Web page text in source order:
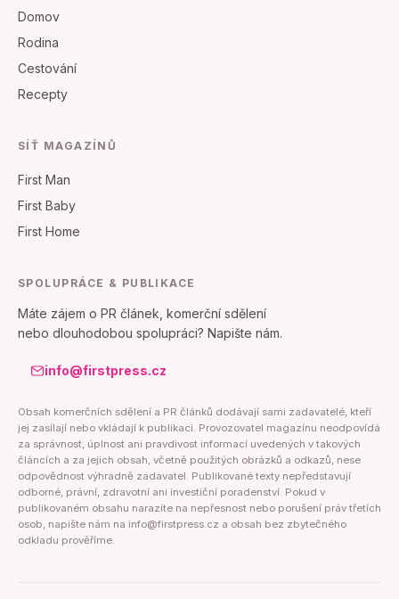
Domov
Rodina
Cestování
Recepty
SÍŤ MAGAZÍNŮ
First Man
First Baby
First Home
SPOLUPRÁCE & PUBLIKACE
Máte zájem o PR článek, komerční sdělení
nebo dlouhodobou spolupráci? Napište nám.
info@firstpress.cz
Obsah komerčních sdělení a PR článků dodávají sami zadavatelé, kteří
jej zasílají nebo vkládají k publikaci. Provozovatel magazínu neodpovídá
za správnost, úplnost ani pravdivost informací uvedených v takových
článcích a za jejich obsah, včetně použitých obrázků a odkazů, nese
odpovědnost výhradně zadavatel. Publikované texty nepředstavují
odborné, právní, zdravotní ani investiční poradenství. Pokud v
publikovaném obsahu narazíte na nepřesnost nebo porušení práv třetích
osob, napište nám na info@firstpress.cz a obsah bez zbytečného
odkladu prověříme.